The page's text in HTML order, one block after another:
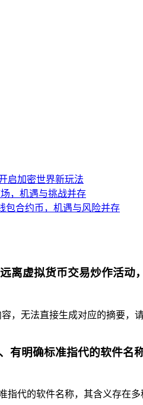
启加密世界新玩法
，机遇与挑战并存
包合约币，机遇与风险并存
离虚拟货币交易炒作活
，无法直接生成对应的摘要，
有明确标准指代的软件
指代的软件名称，其含义存在